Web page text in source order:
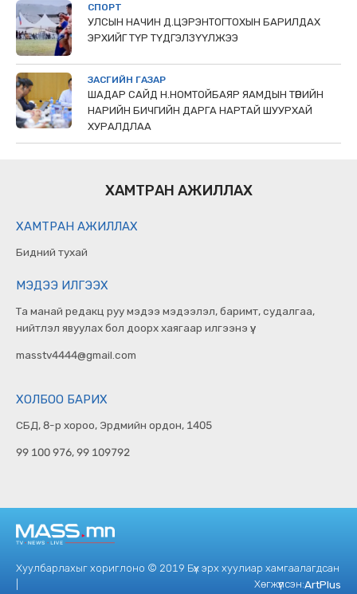
СПОРТ
УЛСЫН НАЧИН Д.ЦЭРЭНТОГТОХЫН БАРИЛДАХ
ЭРХИЙГ ТҮР ТҮДГЭЛЗҮҮЛЖЭЭ
ЗАСГИЙН ГАЗАР
ШАДАР САЙД Н.НОМТОЙБАЯР ЯАМДЫН ТӨРИЙН
НАРИЙН БИЧГИЙН ДАРГА НАРТАЙ ШУУРХАЙ
ХУРАЛДЛАА
ХАМТРАН АЖИЛЛАХ
ХАМТРАН АЖИЛЛАХ
Бидний тухай
МЭДЭЭ ИЛГЭЭХ
Та манай редакц руу мэдээ мэдээлэл, баримт, судалгаа,
нийтлэл явуулах бол доорх хаягаар илгээнэ үү.
masstv4444@gmail.com
ХОЛБОО БАРИХ
СБД, 8-р хороо, Эрдмийн ордон, 1405
99 100 976, 99 109792
Хуулбарлахыг хориглоно © 2019 Бүх эрх хуулиар хамгаалагдсан
Хөгжүүлсэн:ArtPlus